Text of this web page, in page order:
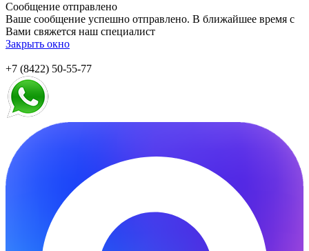
Сообщение отправлено
Ваше сообщение успешно отправлено. В ближайшее время с
Вами свяжется наш специалист
Закрыть окно
+7 (8422) 50-55-77